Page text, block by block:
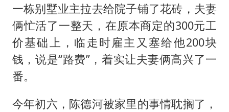
一栋别墅业主拉去给院子铺了花砖，夫妻
俩忙活了一整天，在原本商定的300元工
价基础上，临走时雇主又塞给他200块
钱，说是“路费”，着实让夫妻俩高兴了一
番。
今年初六，陈德河被家里的事情耽搁了，